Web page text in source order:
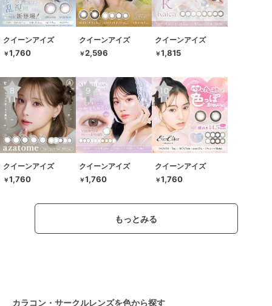
クイーンアイズ
￥1,760
クイーンアイズ
￥2,596
クイーンアイズ
￥1,815
クイーンアイズ
￥1,760
クイーンアイズ
￥1,760
クイーンアイズ
￥1,760
もっとみる
カラコン・サークルレンズを色から探す